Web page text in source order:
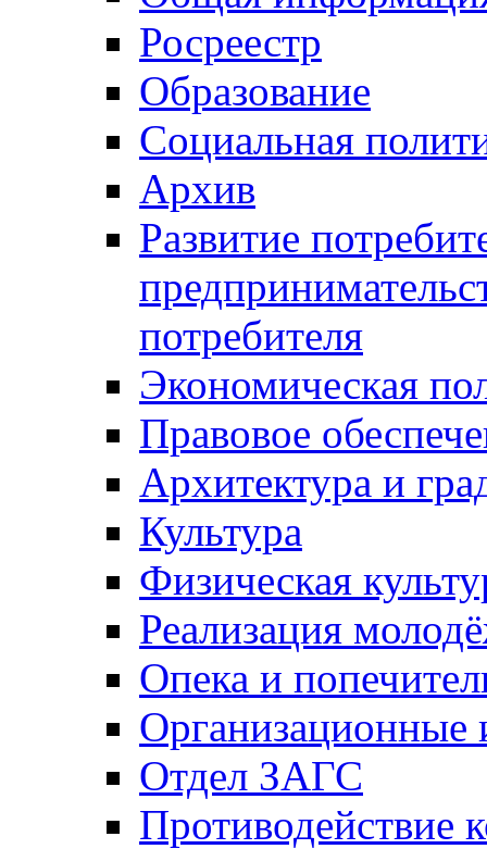
Росреестр
Образование
Социальная
Архив
Развитие
потребителя
Экономическая
Правовое
Архитектура и
Культура
Физическая
Реализация
Опека и
Отдел ЗАГС
Противодействие